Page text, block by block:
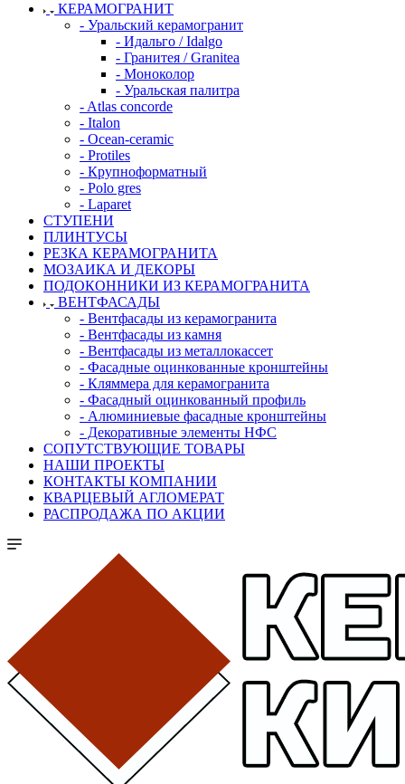
КЕРАМОГРАНИТ
- Уральский керамогранит
- Идальго / Idalgo
- Гранитея / Granitea
- Моноколор
- Уральская палитра
- Atlas concorde
- Italon
- Ocean-ceramic
- Protiles
- Крупноформатный
- Polo gres
- Laparet
СТУПЕНИ
ПЛИНТУСЫ
РЕЗКА КЕРАМОГРАНИТА
МОЗАИКА И ДЕКОРЫ
ПОДОКОННИКИ ИЗ КЕРАМОГРАНИТА
ВЕНТФАСАДЫ
- Вентфасады из керамогранита
- Вентфасады из камня
- Вентфасады из металлокассет
- Фасадные оцинкованные кронштейны
- Кляммера для керамогранита
- Фасадный оцинкованный профиль
- Алюминиевые фасадные кронштейны
- Декоративные элементы НФС
СОПУТСТВУЮЩИЕ ТОВАРЫ
НАШИ ПРОЕКТЫ
КОНТАКТЫ КОМПАНИИ
КВАРЦЕВЫЙ АГЛОМЕРАТ
РАСПРОДАЖА ПО АКЦИИ